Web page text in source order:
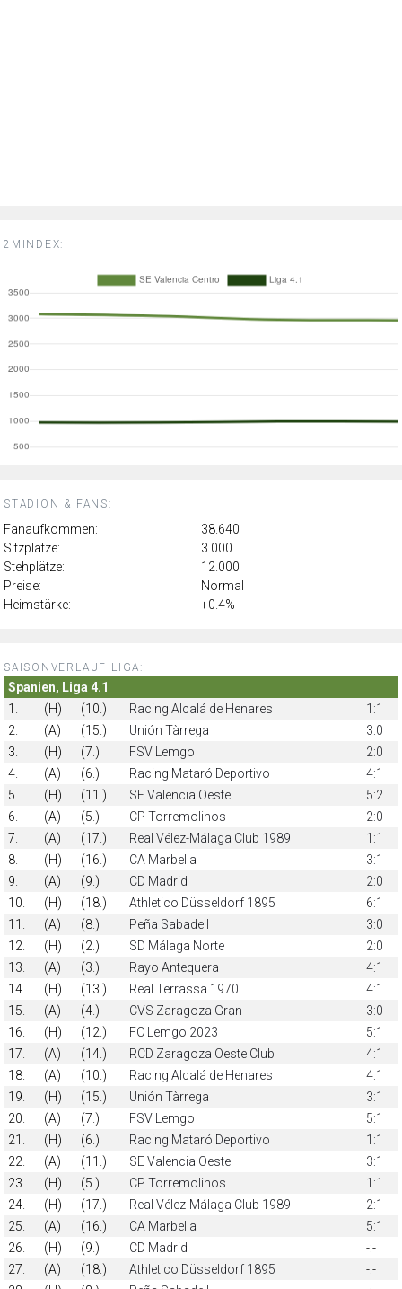
2MINDEX:
STADION & FANS:
Fanaufkommen:
38.640
Sitzplätze:
3.000
Stehplätze:
12.000
Preise:
Normal
Heimstärke:
+0.4%
SAISONVERLAUF LIGA:
Spanien, Liga 4.1
1.
(H) (10.) Racing Alcalá de Henares
1:1
2.
(A) (15.) Unión Tàrrega
3:0
3.
(H) (7.) FSV Lemgo
2:0
4.
(A) (6.) Racing Mataró Deportivo
4:1
5.
(H) (11.) SE Valencia Oeste
5:2
6.
(A) (5.) CP Torremolinos
2:0
7.
(A) (17.) Real Vélez-Málaga Club 1989
1:1
8.
(H) (16.) CA Marbella
3:1
9.
(A) (9.) CD Madrid
2:0
10.
(H) (18.) Athletico Düsseldorf 1895
6:1
11.
(A) (8.) Peña Sabadell
3:0
12.
(H) (2.) SD Málaga Norte
2:0
13.
(A) (3.) Rayo Antequera
4:1
14.
(H) (13.) Real Terrassa 1970
4:1
15.
(A) (4.) CVS Zaragoza Gran
3:0
16.
(H) (12.) FC Lemgo 2023
5:1
17.
(A) (14.) RCD Zaragoza Oeste Club
4:1
18.
(A) (10.) Racing Alcalá de Henares
4:1
19.
(H) (15.) Unión Tàrrega
3:1
20.
(A) (7.) FSV Lemgo
5:1
21.
(H) (6.) Racing Mataró Deportivo
1:1
22.
(A) (11.) SE Valencia Oeste
3:1
23.
(H) (5.) CP Torremolinos
1:1
24.
(H) (17.) Real Vélez-Málaga Club 1989
2:1
25.
(A) (16.) CA Marbella
5:1
26.
(H) (9.) CD Madrid
-:-
27.
(A) (18.) Athletico Düsseldorf 1895
-:-